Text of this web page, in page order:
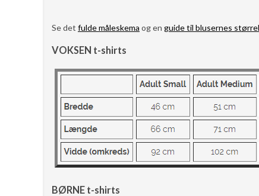
Se det fulde måleskema og en guide til blusernes
VOKSEN t-shirts
BØRNE t-shirts